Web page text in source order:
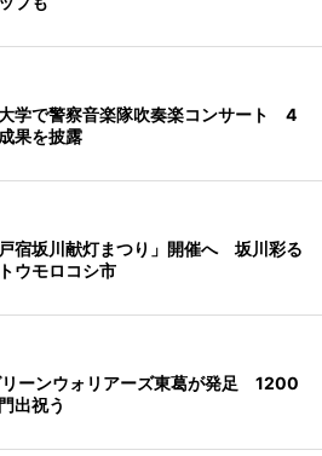
学で警察音楽隊吹奏楽コンサート 4
果を披露
宿坂川献灯まつり」開催へ 坂川彩る
ウモロコシ市
リーンウォリアーズ東葛が発足 1200
出祝う